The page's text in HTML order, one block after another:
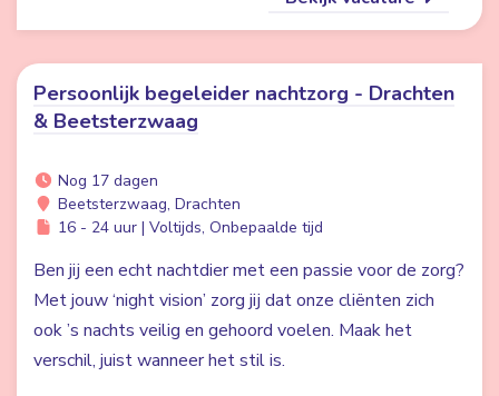
Persoonlijk begeleider nachtzorg - Drachten
& Beetsterzwaag
Nog 17 dagen
Beetsterzwaag, Drachten
16 - 24 uur | Voltijds, Onbepaalde tijd
Ben jij een echt nachtdier met een passie voor de zorg?
Met jouw ‘night vision’ zorg jij dat onze cliënten zich
ook ’s nachts veilig en gehoord voelen. Maak het
verschil, juist wanneer het stil is.